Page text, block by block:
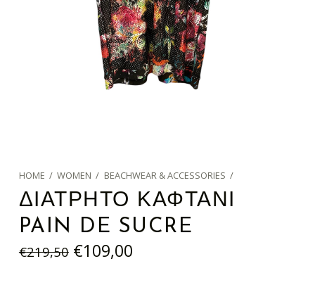
HOME / WOMEN / BEACHWEAR & ACCESSORIES /
ΔΙΑΤΡΗΤΟ ΚΑΦΤΑΝΙ
PAIN DE SUCRE
€219,50
Original price was: €219,50.
€109,00Current price is: €109,00.